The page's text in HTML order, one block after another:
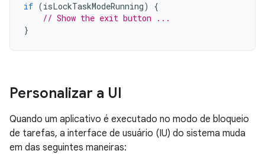
if (isLockTaskModeRunning)
{
// Show the exit button ...
}
Personalizar a UI
Quando um aplicativo é executado no modo de bloqueio
de tarefas, a interface de usuário (IU) do sistema muda
em das seguintes maneiras: